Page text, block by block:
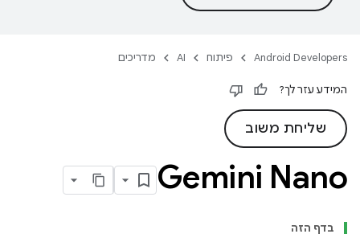
Android Developers פיתוח AI מדריכים
המידע עזר לך?
שליחת משוב
Gemini Nano
בדף הזה